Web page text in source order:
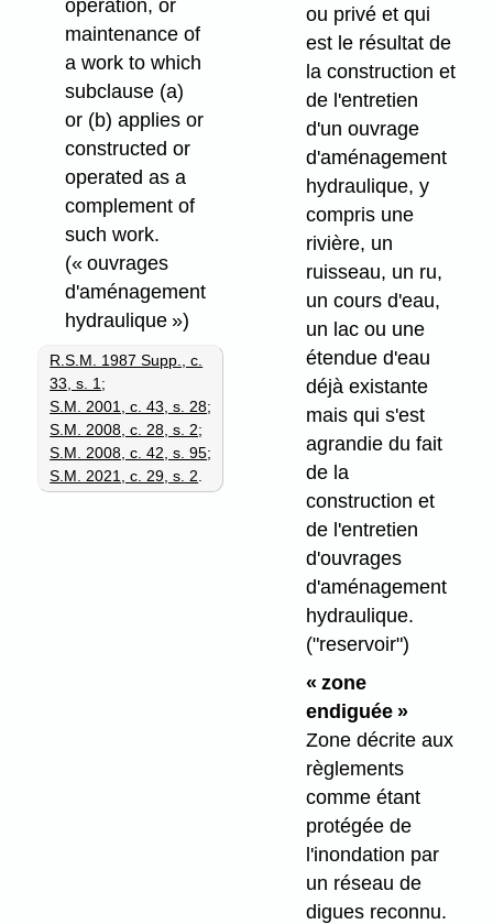
operation, or
maintenance of
a work to which
subclause (a)
or (b) applies or
constructed or
operated as a
complement of
such work.
(« ouvrages
d'aménagement
hydraulique »)
R.S.M. 1987 Supp., c.
33, s. 1 ;
S.M. 2001, c. 43, s. 28;
S.M. 2008, c. 28, s. 2;
S.M. 2008, c. 42, s. 95;
S.M. 2021, c. 29, s. 2
ou privé et qui
est le résultat de
la construction et
de l'entretien
d'un ouvrage
d'aménagement
hydraulique, y
compris une
rivière, un
ruisseau, un ru,
un cours d'eau,
un lac ou une
étendue d'eau
déjà existante
mais qui s'est
agrandie du fait
de la
construction et
de l'entretien
d'ouvrages
d'aménagement
hydraulique.
("reservoir")
« zone
endiguée »
Zone décrite aux
règlements
comme étant
protégée de
l'inondation par
un réseau de
digues reconnu.